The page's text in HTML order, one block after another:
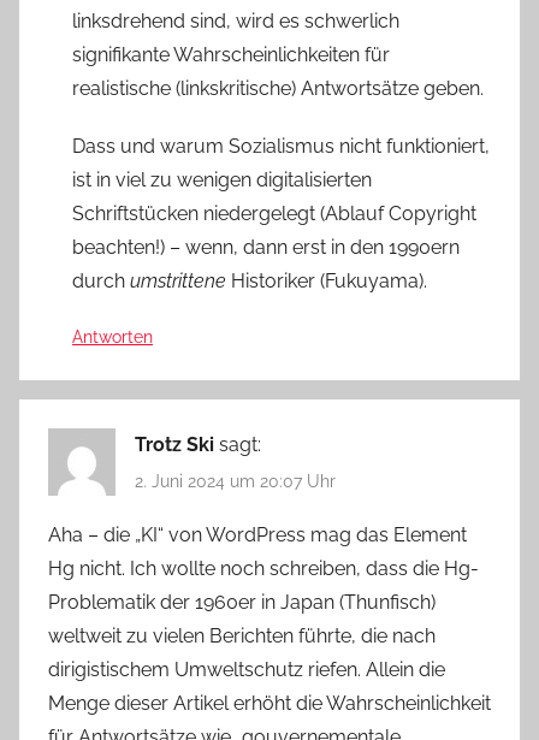
linksdrehend sind, wird es schwerlich
signifikante Wahrscheinlichkeiten für
realistische (linkskritische) Antwortsätze geben.
Dass und warum Sozialismus nicht funktioniert,
ist in viel zu wenigen digitalisierten
Schriftstücken niedergelegt (Ablauf Copyright
beachten!) – wenn, dann erst in den 1990ern
durch umstrittene Historiker (Fukuyama).
Antworten
Trotz Ski sagt:
2. Juni 2024 um 20:07 Uhr
Aha – die „KI“ von WordPress mag das Element
Hg nicht. Ich wollte noch schreiben, dass die Hg-
Problematik der 1960er in Japan (Thunfisch)
weltweit zu vielen Berichten führte, die nach
dirigistischem Umweltschutz riefen. Allein die
Menge dieser Artikel erhöht die Wahrscheinlichkeit